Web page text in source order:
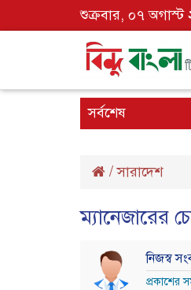
শুক্রবার, ০৭ অগাস্ট
সর্বশেষ
/সারাদেশ
ম্যানেজারের
নিজস্ব
প্রকাশের